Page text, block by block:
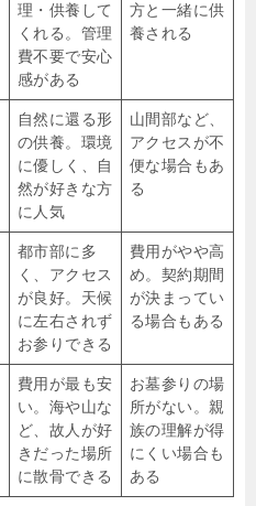
理・供養して
くれる。管理
費不要で安心
感がある
方と一緒に供
養される
自然に還る形
の供養。環境
に優しく、自
然が好きな方
に人気
山間部など、
アクセスが不
便な場合もあ
る
都市部に多
く、アクセス
が良好。天候
に左右されず
お参りできる
費用がやや高
め。契約期間
が決まってい
る場合もある
費用が最も安
い。海や山な
ど、故人が好
きだった場所
に散骨できる
お墓参りの場
所がない。親
族の理解が得
にくい場合も
ある